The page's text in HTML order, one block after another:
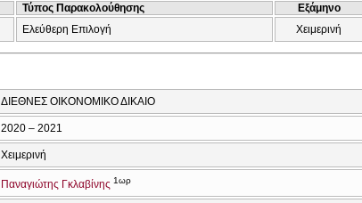
Τύπος Παρακολούθησης Εξάμηνο
Ελεύθερη Επιλογή Χειμερινή
ΔΙΕΘΝΕΣ ΟΙΚΟΝΟΜΙΚΟ ΔΙΚΑΙΟ
2020 – 2021
Χειμερινή
Παναγιώτης Γκλαβίνης 1ωρ